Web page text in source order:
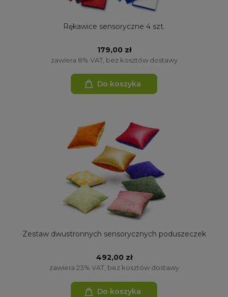
Rękawice sensoryczne 4 szt.
179,00 zł
zawiera 8% VAT, bez kosztów dostawy
Do koszyka
Zestaw dwustronnych sensorycznych poduszeczek
492,00 zł
zawiera 23% VAT, bez kosztów dostawy
Do koszyka